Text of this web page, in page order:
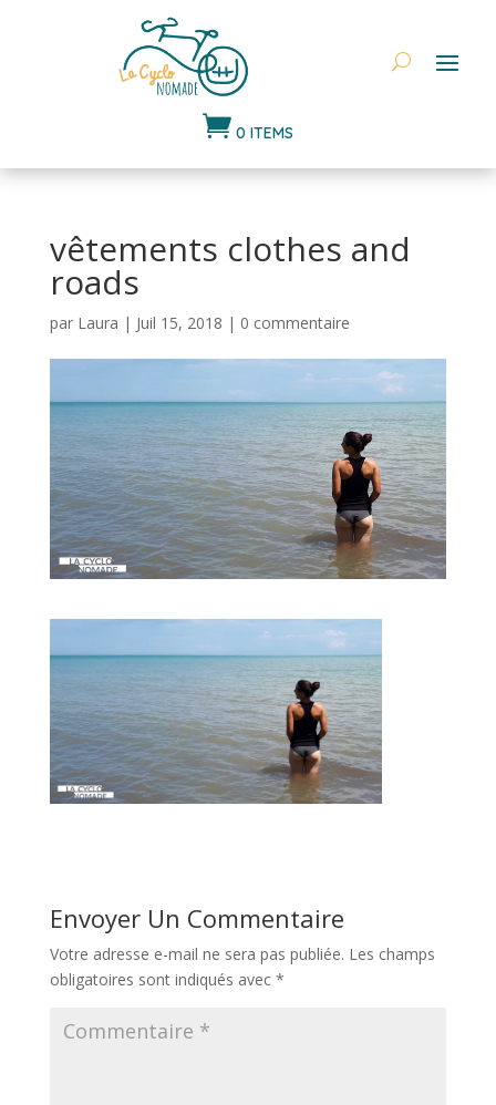
 0 ITEMS
vêtements clothes and
roads
par Laura | Juil 15, 2018 | 0 commentaire
Envoyer Un Commentaire
Votre adresse e-mail ne sera pas publiée. Les champs
obligatoires sont indiqués avec *